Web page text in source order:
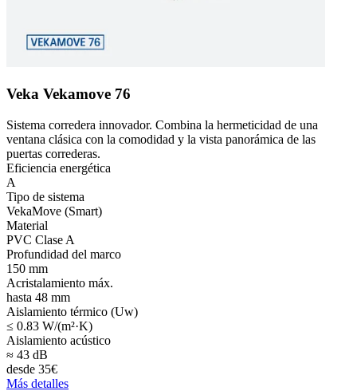
Veka Vekamove 76
Sistema corredera innovador. Combina la hermeticidad de una
ventana clásica con la comodidad y la vista panorámica de las
puertas correderas.
Eficiencia energética
A
Tipo de sistema
VekaMove (Smart)
Material
PVC Clase A
Profundidad del marco
150 mm
Acristalamiento máx.
hasta 48 mm
Aislamiento térmico (Uw)
≤ 0.83 W/(m²·K)
Aislamiento acústico
≈ 43 dB
desde 35€
Más detalles